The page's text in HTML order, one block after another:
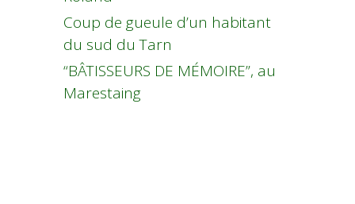
Coup de gueule d’un habitant
du sud du Tarn
“BÂTISSEURS DE MÉMOIRE”, au
Marestaing